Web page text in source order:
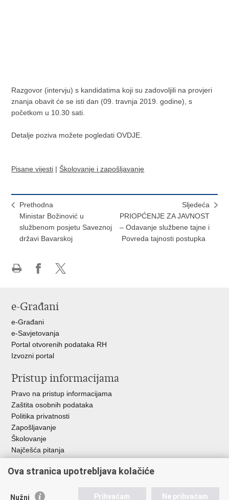
Razgovor (intervju) s kandidatima koji su zadovoljili na provjeri
znanja obavit će se isti dan (09. travnja 2019. godine), s
početkom u 10.30 sati.
Detalje poziva možete pogledati OVDJE.
Pisane vijesti | Školovanje i zapošljavanje
Prethodna
Ministar Božinović u
službenom posjetu Saveznoj
državi Bavarskoj
Sljedeća
PRIOPĆENJE ZA JAVNOST
– Odavanje službene tajne i
Povreda tajnosti postupka
Facebooku
X-
e-Građani
e-Građani
e-Savjetovanja
Portal otvorenih podataka RH
Izvozni portal
Pristup informacijama
Pravo na pristup informacijama
Zaštita osobnih podataka
Politika privatnosti
Zapošljavanje
Školovanje
Najčešća pitanja
Važne poveznice
Ova stranica upotrebljava kolačiće
Nužni Prihvaćam Ne prihvaćam